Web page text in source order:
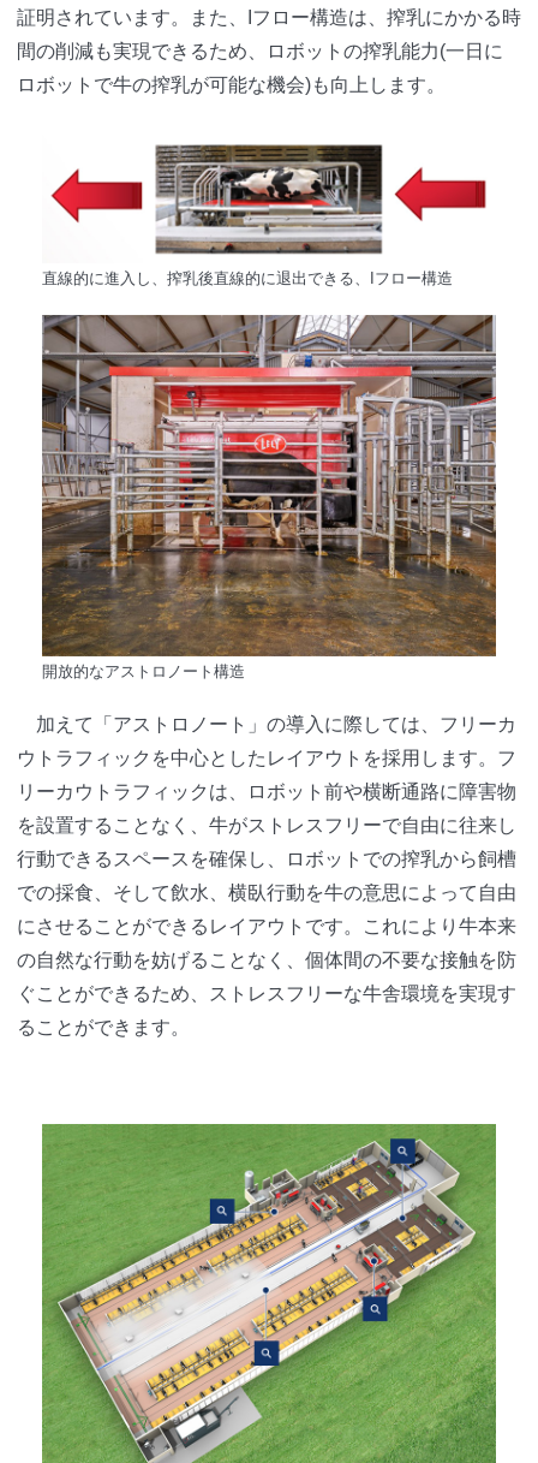
証明されています。また、Iフロー構造は、搾乳にかかる時
間の削減も実現できるため、ロボットの搾乳能力(一日に
ロボットで牛の搾乳が可能な機会)も向上します。
直線的に進入し、搾乳後直線的に退出できる、Iフロー構造
開放的なアストロノート構造
加えて「アストロノート」の導入に際しては、フリーカ
ウトラフィックを中心としたレイアウトを採用します。フ
リーカウトラフィックは、ロボット前や横断通路に障害物
を設置することなく、牛がストレスフリーで自由に往来し
行動できるスペースを確保し、ロボットでの搾乳から飼槽
での採食、そして飲水、横臥行動を牛の意思によって自由
にさせることができるレイアウトです。これにより牛本来
の自然な行動を妨げることなく、個体間の不要な接触を防
ぐことができるため、ストレスフリーな牛舎環境を実現す
ることができます。